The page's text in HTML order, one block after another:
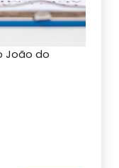
João do